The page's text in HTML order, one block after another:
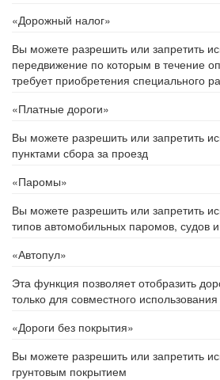
«Дорожный налог»
Вы можете разрешить или запретить
передвижение по которым в течение
требует приобретения специального
«Платные дороги»
Вы можете разрешить или запретить
пунктами сбора за проезд
«Паромы»
Вы можете разрешить или запретить
типов автомобильных паромов, судов
«Автопул»
Эта функция позволяет отобразить
только для совместного
«Дороги без покрытия»
Вы можете разрешить или запретить
грунтовым покрытием